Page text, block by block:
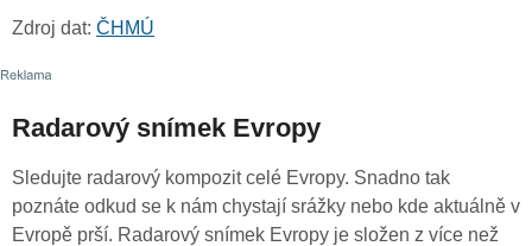
Zdroj dat: ČHMÚ
Radarový snímek Evropy
Sledujte radarový kompozit celé Evropy. Snadno tak
poznáte odkud se k nám chystají srážky nebo kde aktuálně v
Evropě prší. Radarový snímek Evropy je složen z více než